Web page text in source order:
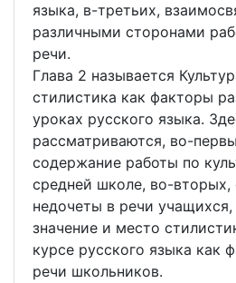
языка, в-третьих,
различными сторонами
речи.
Глава 2 называется
стилистика как факторы
уроках русского языка.
рассматриваются, во-
содержание работы по
средней школе, во-
недочеты в речи учащихся,
значение и место
курсе русского языка как
речи школьников.